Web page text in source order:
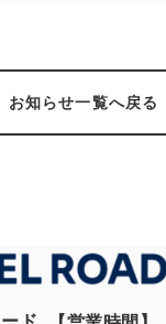
お知らせ一覧へ戻る